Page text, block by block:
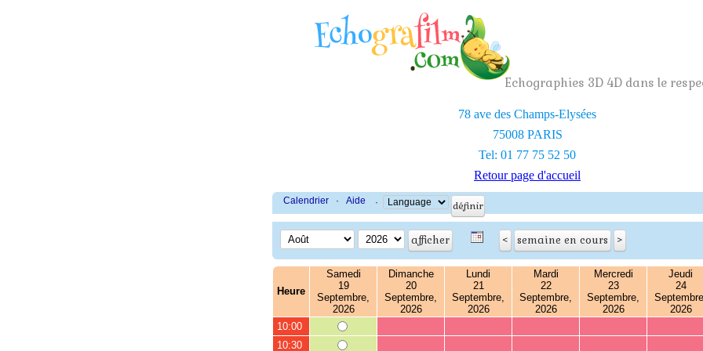
Echographies 3D 4D dans le
78 ave des Champs-Elysées
75008 PARIS
Tel: 01 77 75 52 50
Retour page d'accueil
Calendrier · Aide ·
Heure
Samedi
19
Septembre,
2026
Dimanche
20
Septembre,
2026
Lundi
21
Septembre,
2026
Mardi
22
Septembre,
2026
Mercredi
23
Septembre,
2026
Jeudi
24
2026
10:00
10:30